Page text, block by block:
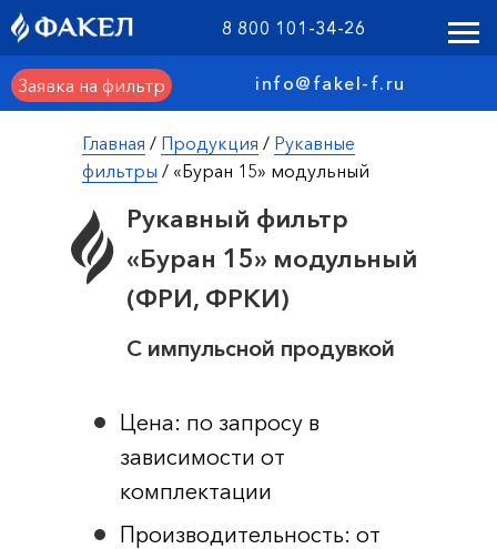
8 800 101-34-26
Заявка на фильтр info@fakel-f.ru
Главная / Продукция / Рукавные
фильтры / «Буран 15» модульный
Цена: по запросу в
зависимости от
комплектации
Производительность: от
Рукавный фильтр
«Буран 15» модульный
(ФРИ, ФРКИ)
С импульсной продувкой